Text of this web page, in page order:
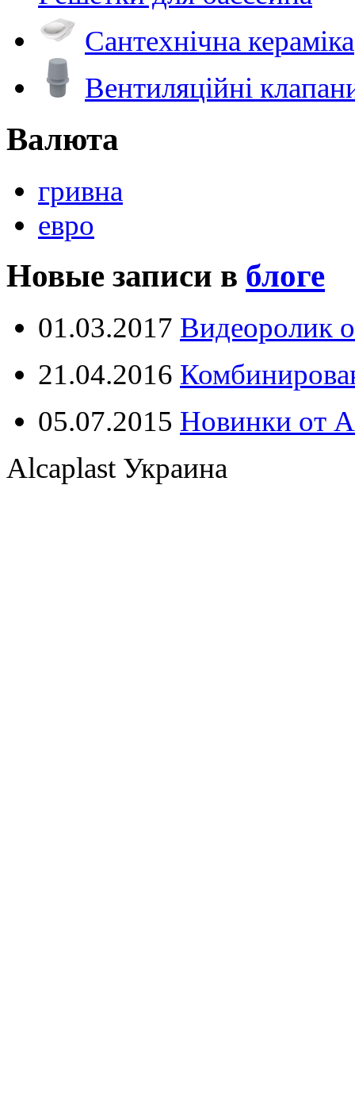
Сантехнічна кераміка
Вентиляційні
Валюта
гривна
евро
Новые записи в блоге
01.03.2017 Видеоролик
21.04.2016
05.07.2015 Новинки от
Alcaplast Украина